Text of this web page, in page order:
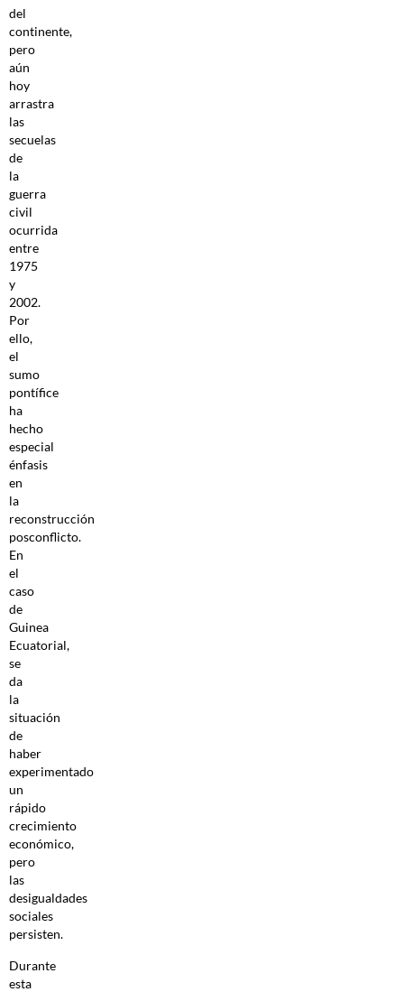
del
continente,
pero
aún
hoy
arrastra
las
secuelas
de
la
guerra
civil
ocurrida
entre
1975
y
2002.
Por
ello,
el
sumo
pontífice
ha
hecho
especial
énfasis
en
la
reconstrucción
posconflicto.
En
el
caso
de
Guinea
Ecuatorial,
se
da
la
situación
de
haber
experimentado
un
rápido
crecimiento
económico,
pero
las
desigualdades
sociales
persisten.
Durante
esta